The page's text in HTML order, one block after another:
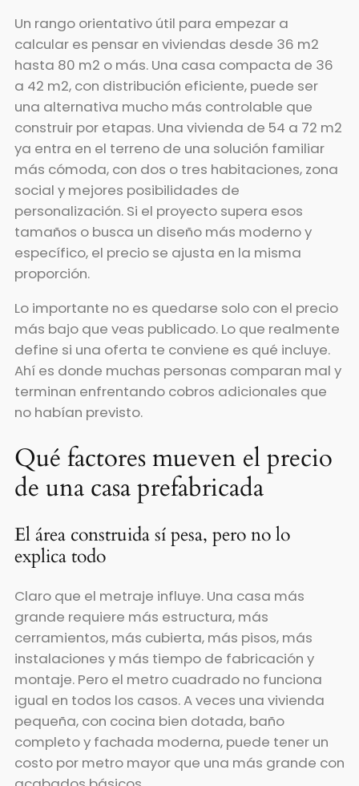
Un rango orientativo útil para empezar a
calcular es pensar en viviendas desde 36 m2
hasta 80 m2 o más. Una casa compacta de 36
a 42 m2, con distribución eficiente, puede ser
una alternativa mucho más controlable que
construir por etapas. Una vivienda de 54 a 72 m2
ya entra en el terreno de una solución familiar
más cómoda, con dos o tres habitaciones, zona
social y mejores posibilidades de
personalización. Si el proyecto supera esos
tamaños o busca un diseño más moderno y
específico, el precio se ajusta en la misma
proporción.
Lo importante no es quedarse solo con el precio
más bajo que veas publicado. Lo que realmente
define si una oferta te conviene es qué incluye.
Ahí es donde muchas personas comparan mal y
terminan enfrentando cobros adicionales que
no habían previsto.
Qué factores mueven el precio
de una casa prefabricada
El área construida sí pesa, pero no lo
explica todo
Claro que el metraje influye. Una casa más
grande requiere más estructura, más
cerramientos, más cubierta, más pisos, más
instalaciones y más tiempo de fabricación y
montaje. Pero el metro cuadrado no funciona
igual en todos los casos. A veces una vivienda
pequeña, con cocina bien dotada, baño
completo y fachada moderna, puede tener un
costo por metro mayor que una más grande con